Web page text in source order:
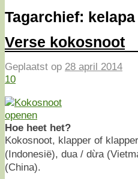
Tagarchief: kelapa
Verse kokosnoot
Geplaatst op 28 april 2014
10
Hoe heet het?
Kokosnoot, klapper of
(Indonesië), dua / dừa
(China).